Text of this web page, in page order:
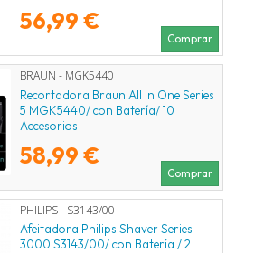
56,99 €
Comprar
BRAUN - MGK5440
Recortadora Braun All in One Series
5 MGK5440/ con Batería/ 10
Accesorios
58,99 €
Comprar
PHILIPS - S3143/00
Afeitadora Philips Shaver Series
3000 S3143/00/ con Batería / 2